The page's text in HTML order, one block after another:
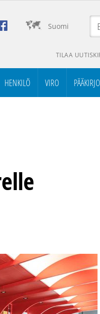
Suomi
TILAA
HENKILÖ VIRO